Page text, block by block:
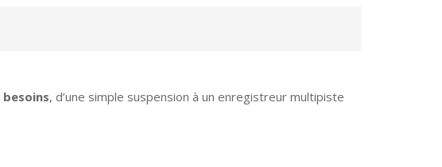
besoins, d’une simple suspension à un enregistreur multipiste